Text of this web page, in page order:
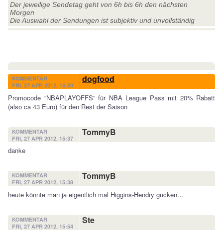
Der jeweilige Sendetag geht von 6h bis 6h den nächsten
Morgen
Die Auswahl der Sendungen ist subjektiv und unvollständig
KOMMENTAR
FRI, 27 APR 2012, 15:20
dogfood
Promocode “NBAPLAYOFFS” für NBA League Pass mit 20% Rabatt
(also ca 43 Euro) für den Rest der Saison
KOMMENTAR
FRI, 27 APR 2012, 15:37
TommyB
danke
KOMMENTAR
FRI, 27 APR 2012, 15:38
TommyB
heute könnte man ja eigentlich mal Higgins-Hendry gucken…
KOMMENTAR
FRI, 27 APR 2012, 15:54
Ste